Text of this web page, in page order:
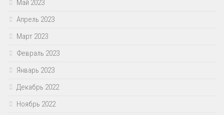
Май 2023
Апрель 2023
Март 2023
Февраль 2023
Январь 2023
Декабрь 2022
Ноябрь 2022